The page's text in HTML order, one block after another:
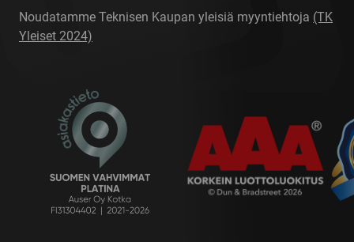
Noudatamme Teknisen Kaupan yleisiä myyntiehtoja (TK
Yleiset 2024)